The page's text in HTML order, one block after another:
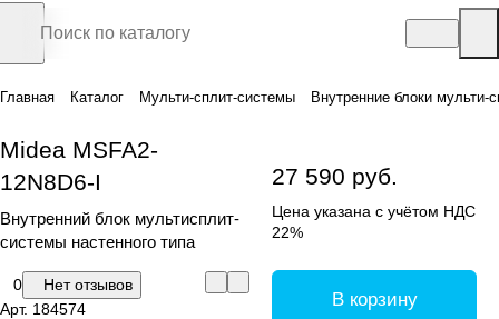
Главная Каталог Мульти-сплит-системы Внутренние блоки мульти-
Midea MSFA2-
12N8D6-I
Внутренний блок мультисплит-
системы настенного типа
0
Нет отзывов
Арт. 184574
27 590 руб.
Цена указана с учётом НДС
22%
В корзину